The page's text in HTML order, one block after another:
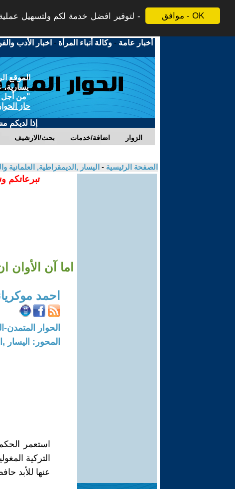
موافق - OK
لتوفير افضل خدمة لكم ولتسهيل
أخبار عامة -وكالة أنباء المرأة - اخبار الأدب
الموقع
يسارية،
"من أجل
حاز
إذا لديكم
بحث/الارشيف اضافة/خدمات الزوار
الصفحة الرئيسية - اليسار ,الديمقراطية, العلمانية
تبرعاتكم
اما آن الأوان
احمد
الحوار المتمدن-العدد: 6086 - 2018 /
المحور: اليسار
التركية
عنها للأبد